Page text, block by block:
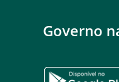
Governo